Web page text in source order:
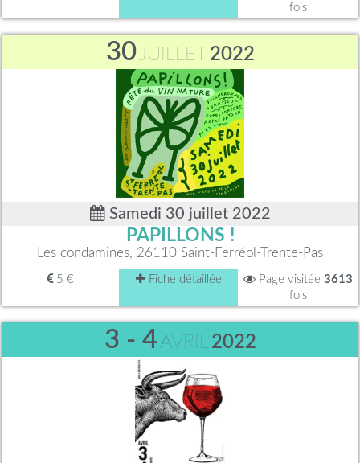
fois
30 JUILLET 2022
Samedi 30 juillet 2022
PAPILLONS !
Les condamines, 26110 Saint-Ferréol-Trente-Pas
5 € Fiche détaillée Page visitée 3613
fois
3 - 4AVRIL 2022